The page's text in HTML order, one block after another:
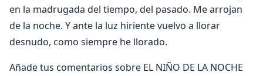
en la madrugada del tiempo, del pasado. Me arrojan
de la noche. Y ante la luz hiriente vuelvo a llorar
desnudo, como siempre he llorado.
Añade tus comentarios sobre EL NIÑO DE LA NOCHE